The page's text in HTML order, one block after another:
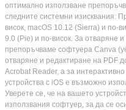
оптимално използване
следните системни изисквания:
висок, macOS 10.12 (Sierra) и по-
9.0 (Pie) и по-висок. За отваряне
препоръчваме софтуера Canva
отваряне и редактиране на PDF
Acrobat Reader, а за
устройства с iOS е възможно
Уверете се, че на вашето
използвания софтуер, за да се